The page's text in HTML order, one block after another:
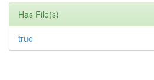
Has File(s)
true